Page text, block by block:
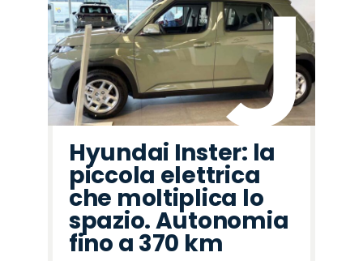
Hyundai Inster: la
piccola elettrica
che moltiplica lo
spazio. Autonomia
fino a 370 km